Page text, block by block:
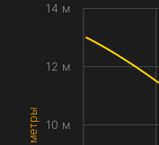
10 м
12 м
14 м